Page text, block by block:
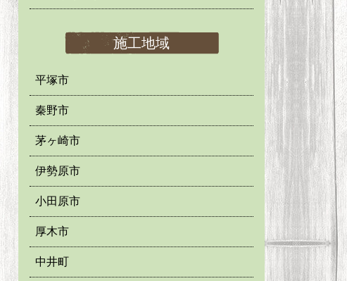
施工地域
平塚市
秦野市
茅ヶ崎市
伊勢原市
小田原市
厚木市
中井町